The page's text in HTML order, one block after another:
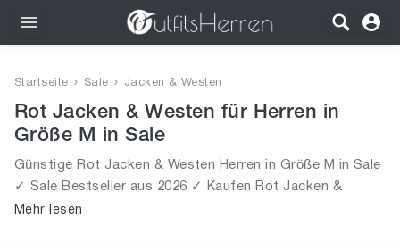
Bekleidung
Schuhe
Startseite Sale Jacken & Westen
Rot Jacken & Westen für Herren in
Größe M in Sale
Günstige Rot Jacken & Westen Herren in Größe M in Sale
✓ Sale Bestseller aus 2026 ✓ Kaufen Rot Jacken &
Westen für Männer in Größe M in Sale!
Mehr lesen